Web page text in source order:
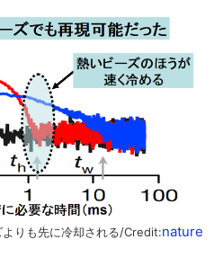
りも先に冷却される/Credit:nature